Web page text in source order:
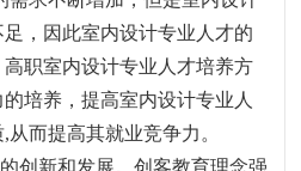
， 因此室内设计专业人才的
职室内设计专业人才培养方
的培养 ，提高室内设计专业人
,从而提高其就业竞争力。
创新和发展。创客教育理念强